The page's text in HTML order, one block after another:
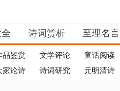
诗词赏析 至理名言
品鉴赏 文学评论 童话阅读
家论诗 诗词研究 元明清诗